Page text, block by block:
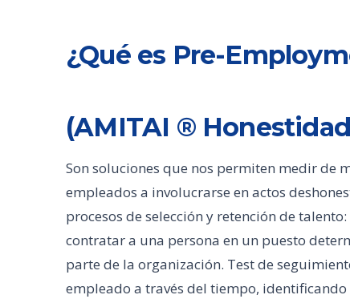
¿Qué es Pre-
(AMITAI ®
Son soluciones que nos permiten medir de
empleados a involucrarse en actos
procesos de selección y retención de
contratar a una persona en un puesto
parte de la organización. Test de
empleado a través del tiempo,